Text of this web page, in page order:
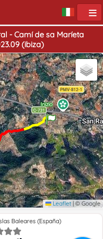
- Camí de sa Maríeta
(ibiza)
Inizio
Leaflet | © Google
Baleares (España)